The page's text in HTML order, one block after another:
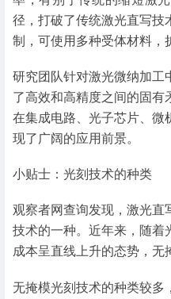
径，打破了传统激光直写技
制，可使用多种受体材料，
研究团队针对激光微纳加工
了高效和高精度之间的固有
在集成电路、光子芯片、微
现了广阔的应用前景。
小贴士：光刻技术的种类
观察者网查询发现，激光直
技术的一种。近年来，随着
成本呈直线上升的态势，无
无掩模光刻技术的种类较多